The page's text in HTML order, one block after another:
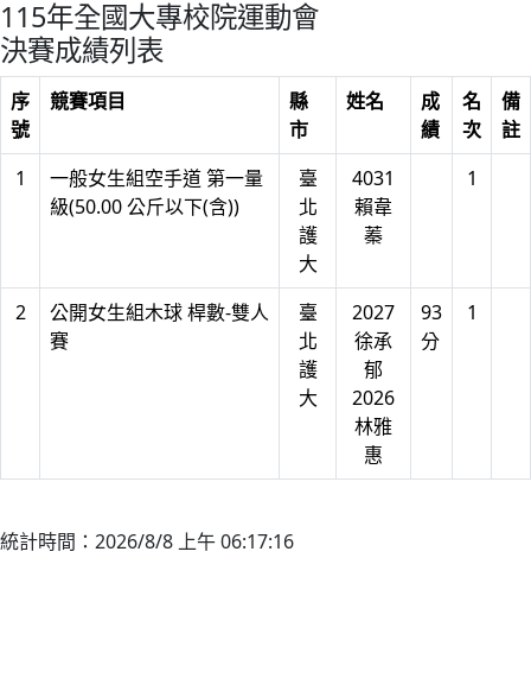
115年全國大專校院運動會
決賽成績列表
序
號
競賽項目
縣
市
姓名
成
績
名
次
備
註
1
一般女生組空手道 第一量
級(50.00 公斤以下(含))
臺
北
護
大
4031
賴韋
蓁
1
2
公開女生組木球 桿數-雙人
賽
臺
北
護
大
2027
徐承
郁
2026
林雅
惠
93
分
1
統計時間：2026/8/8 上午 06:17:16